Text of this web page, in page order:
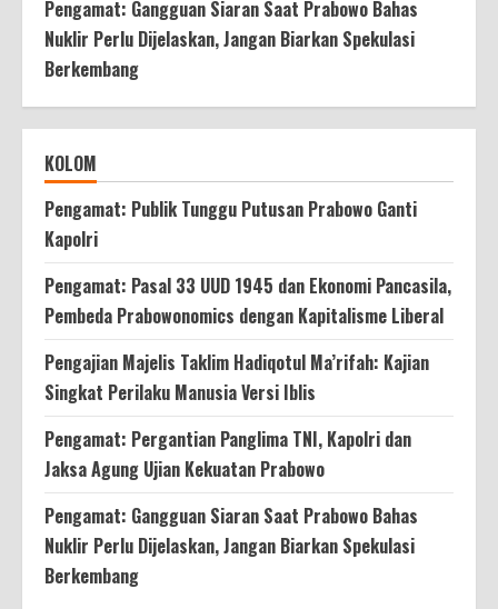
Pengamat: Gangguan Siaran Saat Prabowo Bahas
Nuklir Perlu Dijelaskan, Jangan Biarkan Spekulasi
Berkembang
KOLOM
Pengamat: Publik Tunggu Putusan Prabowo Ganti
Kapolri
Pengamat: Pasal 33 UUD 1945 dan Ekonomi Pancasila,
Pembeda Prabowonomics dengan Kapitalisme Liberal
Pengajian Majelis Taklim Hadiqotul Ma’rifah: Kajian
Singkat Perilaku Manusia Versi Iblis
Pengamat: Pergantian Panglima TNI, Kapolri dan
Jaksa Agung Ujian Kekuatan Prabowo
Pengamat: Gangguan Siaran Saat Prabowo Bahas
Nuklir Perlu Dijelaskan, Jangan Biarkan Spekulasi
Berkembang